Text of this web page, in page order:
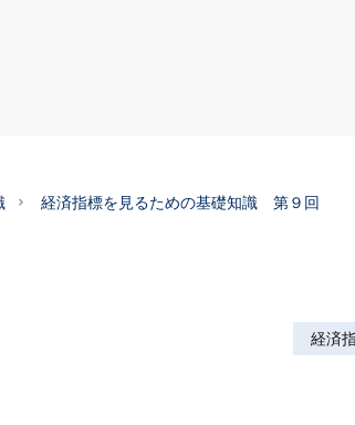
経済指標を見るための基礎知識 第９回
経済